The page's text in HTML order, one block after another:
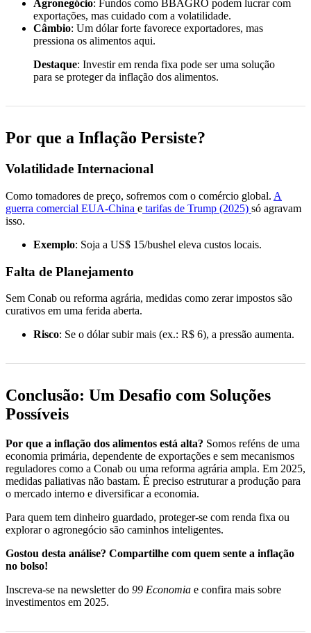
Agronegócio: Fundos como BBAGRO podem lucrar com
exportações, mas cuidado com a volatilidade.
Câmbio: Um dólar forte favorece exportadores, mas
pressiona os alimentos aqui.
Destaque: Investir em renda fixa pode ser uma solução
para se proteger da inflação dos alimentos.
Por que a Inflação Persiste?
Volatilidade Internacional
Como tomadores de preço, sofremos com o comércio global. A
guerra comercial EUA-China e tarifas de Trump (2025) só agravam
isso.
Exemplo: Soja a US$ 15/bushel eleva custos locais.
Falta de Planejamento
Sem Conab ou reforma agrária, medidas como zerar impostos são
curativos em uma ferida aberta.
Risco: Se o dólar subir mais (ex.: R$ 6), a pressão aumenta.
Conclusão: Um Desafio com Soluções
Possíveis
Por que a inflação dos alimentos está alta? Somos reféns de uma
economia primária, dependente de exportações e sem mecanismos
reguladores como a Conab ou uma reforma agrária ampla. Em 2025,
medidas paliativas não bastam. É preciso estruturar a produção para
o mercado interno e diversificar a economia.
Para quem tem dinheiro guardado, proteger-se com renda fixa ou
explorar o agronegócio são caminhos inteligentes.
Gostou desta análise? Compartilhe com quem sente a inflação
no bolso!
Inscreva-se na newsletter do 99 Economia e confira mais sobre
investimentos em 2025.